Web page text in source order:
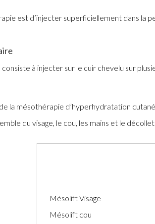
est d’injecter superficiellement dans la
à injecter sur le cuir chevelu sur
la mésothérapie d’hyperhydratation
du visage, le cou, les mains et le
Mésolift Visage
Mésolift cou